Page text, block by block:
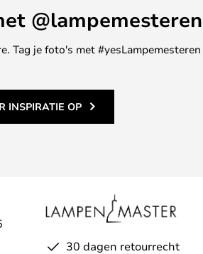
@lampemesteren
Tag je foto's met
INSPIRATIE OP
30 dagen retourrecht